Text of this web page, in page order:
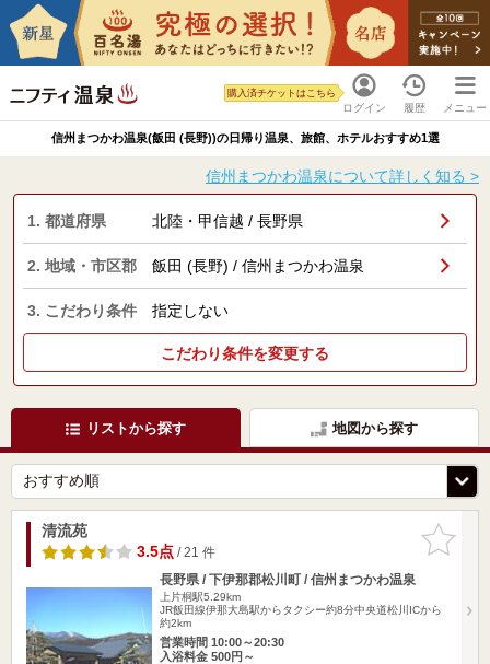
ログイン
購入済チケットはこちら
履歴 メニュー
信州まつかわ温泉(飯田 (長野))の日帰り温泉、旅館、ホテルおすすめ1選
信州まつかわ温泉について詳しく知る >
1. 都道府県 北陸・甲信越 / 長野県
2. 地域・市区郡 飯田 (長野) / 信州まつかわ温泉
3. こだわり条件 指定しない
こだわり条件を変更する
リストから探す 地図から探す
お気に入
りに追加
清流苑
3.5点/ 21 件
長野県 / 下伊那郡松川町 / 信州まつかわ温泉
上片桐駅5.29km
JR飯田線伊那大島駅からタクシー約8分中央道松川ICから
約2km
営業時間 10:00～20:30
入浴料金 500円～